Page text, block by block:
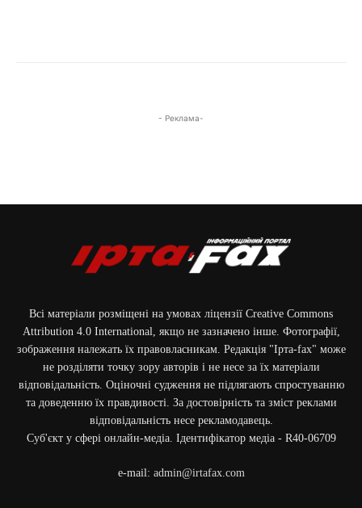
- Реклама-
Всі матеріали розміщені на умовах ліцензії Creative Commons
Attribution 4.0 International, якщо не зазначено інше. Фотографії,
зображення належать їх правовласникам. Редакція "Ірта-fax" може
не розділяти точку зору авторів і не несе за їх матеріали
відповідальність. Оціночні судження не підлягають спростуванню
та доведенню їх правдивості. За достовірність та зміст реклами
відповідальність несе рекламодавець.
Cуб'єкт у сфері онлайн-медіа. Ідентифікатор медіа - R40-06709
e-mail: admin@irtafax.com